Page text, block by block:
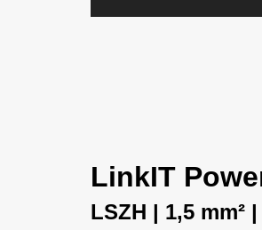
LinkIT
LSZH | 1,5 mm²